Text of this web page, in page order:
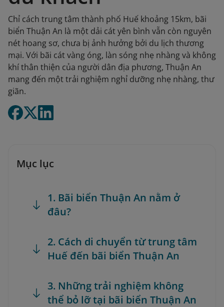
Chỉ cách trung tâm thành phố Huế khoảng 15km, bãi
biển Thuận An là một dải cát yên bình vẫn còn nguyên
nét hoang sơ, chưa bị ảnh hưởng bởi du lịch thương
mại. Với bãi cát vàng óng, làn sóng nhẹ nhàng và không
khí thân thiện của người dân địa phương, Thuận An
mang đến một trải nghiệm nghỉ dưỡng nhẹ nhàng, thư
giãn.
Mục lục
1. Bãi biển Thuận An nằm ở
đâu?
2. Cách di chuyển từ trung tâm
Huế đến bãi biển Thuận An
3. Những trải nghiệm không
thể bỏ lỡ tại bãi biển Thuận An